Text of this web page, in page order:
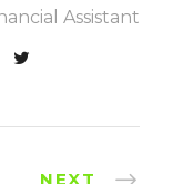
Assistant
NEXT